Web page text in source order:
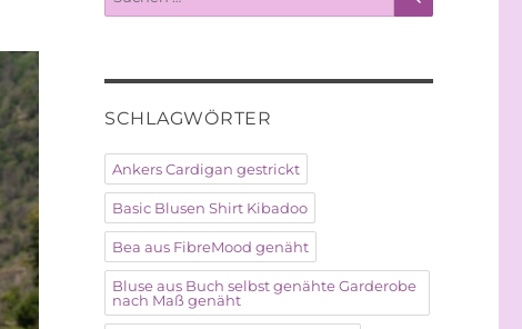
nach:
SCHLAGWÖRTER
Ankers Cardigan gestrickt
Basic Blusen Shirt Kibadoo
Bea aus FibreMood genäht
Bluse aus Buch selbst genähte Garderobe
nach Maß genäht